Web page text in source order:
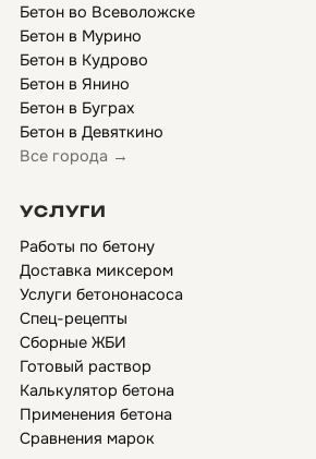
Бетон во Всеволожске
Бетон в Мурино
Бетон в Кудрово
Бетон в Янино
Бетон в Буграх
Бетон в Девяткино
Все города →
УСЛУГИ
Работы по бетону
Доставка миксером
Услуги бетононасоса
Спец-рецепты
Сборные ЖБИ
Готовый раствор
Калькулятор бетона
Применения бетона
Сравнения марок